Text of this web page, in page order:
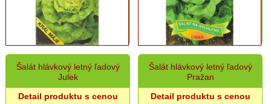
Kukurica
Fazuľa,
Patizón,
Baklažán
Mrkva
Šalát hlávkový letný ľadový
Julek
Detail produktu s cenou
Šalát hlávkový letný ľadový
Pražan
Detail produktu s cenou